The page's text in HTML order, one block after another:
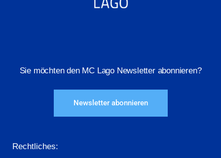
Sie möchten den MC Lago Newsletter abonnieren?
Newsletter abonnieren
Rechtliches: